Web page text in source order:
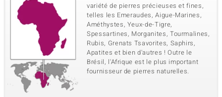
variété de pierres précieuses et fines,
telles les Emeraudes, Aigue-Marines,
Améthystes, Yeux-de-Tigre,
Spessartines, Morganites, Tourmalines,
Rubis, Grenats Tsavorites, Saphirs,
Apatites et bien d'autres ! Outre le
Brésil, l'Afrique est le plus important
fournisseur de pierres naturelles.